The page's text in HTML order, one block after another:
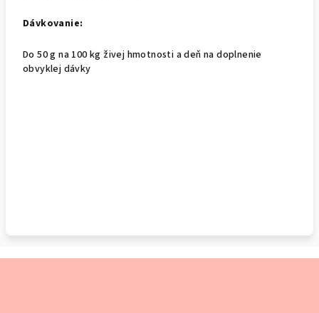
Dávkovanie:
Do 50 g na 100 kg živej hmotnosti a deň na doplnenie
obvyklej dávky